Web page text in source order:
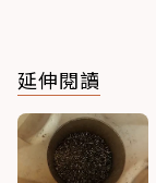
延伸閱讀